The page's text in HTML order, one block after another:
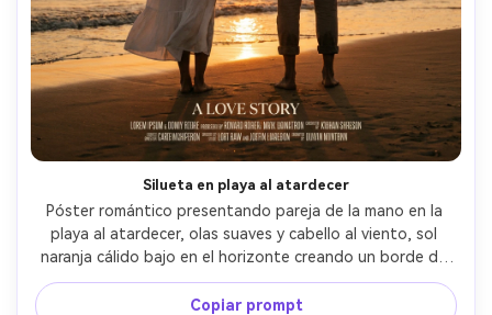
Silueta en playa al atardecer
Póster romántico presentando pareja de la mano en la
playa al atardecer, olas suaves y cabello al viento, sol
naranja cálido bajo en el horizonte creando un borde de
luz de silueta, cielo limpio para colocar el título, ella con
vestido blanco fluido, él con camisa de lino y pantalones
Copiar prompt